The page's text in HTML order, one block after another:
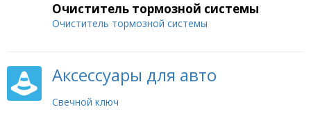
Очиститель тормозной системы
Очиститель тормозной системы
Аксессуары для авто
Свечной ключ